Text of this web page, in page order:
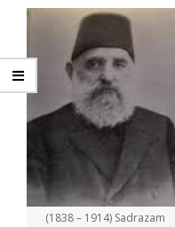
(1838 – 1914) Sadrazam